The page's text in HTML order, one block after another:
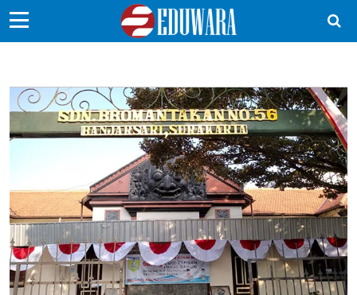
Sekolah Kita
Vokasi
Sains
EduDana